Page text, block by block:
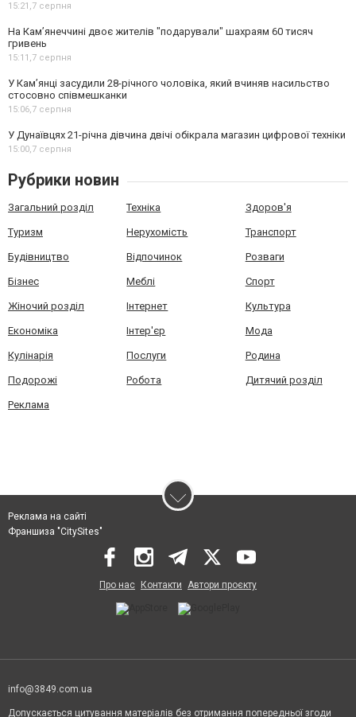
15:21,7 серпня
На Камʼянеччині двоє жителів "подарували" шахраям 60 тисяч
гривень
15:11,7 серпня
У Камʼянці засудили 28-річного чоловіка, який вчиняв насильство
стосовно співмешканки
15:06,7 серпня
У Дунаївцях 21-річна дівчина двічі обікрала магазин цифрової техніки
15:00,7 серпня
Рубрики новин
Загальний розділ Техніка Здоров'я
Туризм Нерухомість Транспорт
Будівництво Відпочинок Розваги
Бізнес Меблі Спорт
Жіночий розділ Інтернет Культура
Економіка Інтер'єр Мода
Кулінарія Послуги Родина
Подорожі Робота Дитячий розділ
Реклама
Реклама на сайті
Франшиза "CitySites"
Про нас Контакти Автори проєкту
info@3849.com.ua
Допускається цитування матеріалів без отримання попередньої згоди